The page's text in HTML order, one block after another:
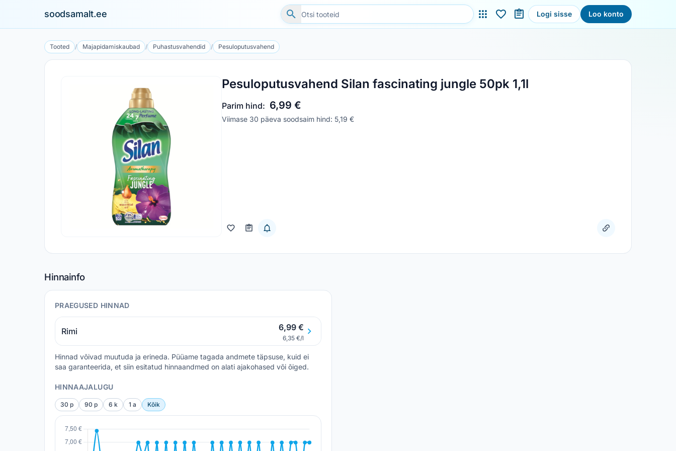
soodsamalt.ee Logi sisse Loo konto
Tooted / Majapidamiskaubad / Puhastusvahendid / Pesuloputusvahend
Pesuloputusvahend Silan fascinating jungle 50pk 1,1l
Parim hind: 6,99 €
Viimase 30 päeva soodsaim hind: 5,19 €
Hinnainfo
PRAEGUSED HINNAD
Rimi 6,99 €
6,35 €/l
Hinnad võivad muutuda ja erineda. Püüame tagada andmete täpsuse, kuid ei
saa garanteerida, et siin esitatud hinnaandmed on alati ajakohased või õiged.
HINNAAJALUGU
30 p 90 p 6 k 1 a Kõik